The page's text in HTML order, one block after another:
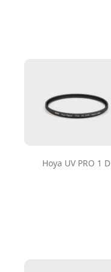
Hoya UV PRO 1 D